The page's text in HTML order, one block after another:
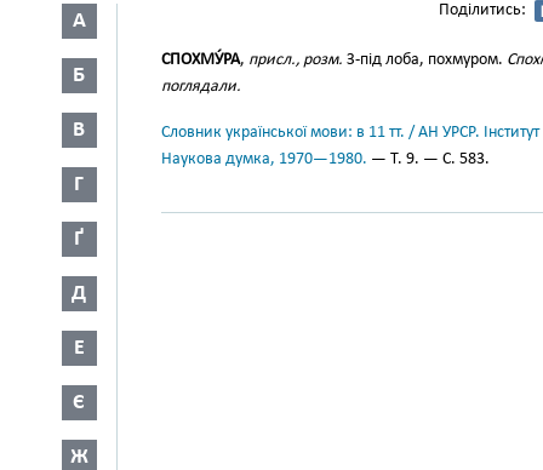
А
Б
В
Г
Ґ
Д
Е
Є
Ж
Поділитись:
СПОХМУ́РА, присл., розм. З-під лоба, похмуром.
поглядали.
Словник української мови: в 11 тт. / АН УРСР.
Наукова думка, 1970—1980. — Т. 9. — С. 583.